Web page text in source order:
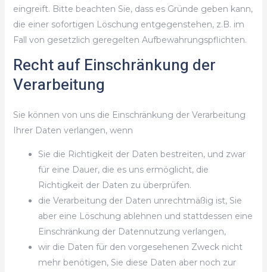
eingreift. Bitte beachten Sie, dass es Gründe geben kann,
die einer sofortigen Löschung entgegenstehen, z.B. im
Fall von gesetzlich geregelten Aufbewahrungspflichten.
Recht auf Einschränkung der
Verarbeitung
Sie können von uns die Einschränkung der Verarbeitung
Ihrer Daten verlangen, wenn
Sie die Richtigkeit der Daten bestreiten, und zwar
für eine Dauer, die es uns ermöglicht, die
Richtigkeit der Daten zu überprüfen.
die Verarbeitung der Daten unrechtmäßig ist, Sie
aber eine Löschung ablehnen und stattdessen eine
Einschränkung der Datennutzung verlangen,
wir die Daten für den vorgesehenen Zweck nicht
mehr benötigen, Sie diese Daten aber noch zur